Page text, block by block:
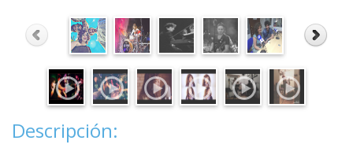
Descripción: